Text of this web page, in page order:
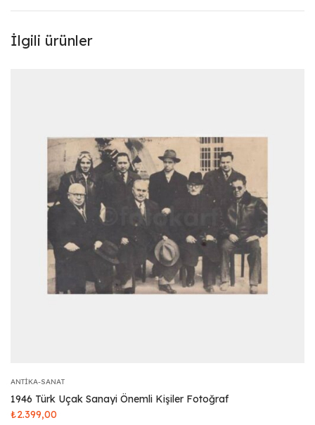
İlgili ürünler
ANTIKA-SANAT
1946 Türk Uçak Sanayi Önemli Kişiler Fotoğraf
₺2.399,00